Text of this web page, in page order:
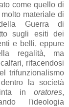
come quello di
materiale di
Guerra di
sugli esiti dei
e belli, eppure
regalità, ma
rifacendosi
trifunzionalismo
la società
in oratores,
l'ideologia